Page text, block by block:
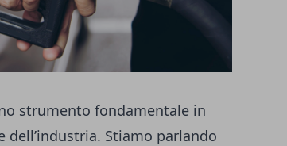
strumento fondamentale in
dell’industria. Stiamo parlando